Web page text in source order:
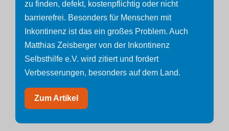
zu finden, defekt, kostenpflichtig oder nicht
barrierefrei. Besonders für Menschen mit
Inkontinenz ist das ein großes Problem. Auch
Matthias Zeisberger von der Inkontinenz
Selbsthilfe e.V. wird zitiert und fordert
Verbesserungen, besonders auf dem Land.
Zum Artikel